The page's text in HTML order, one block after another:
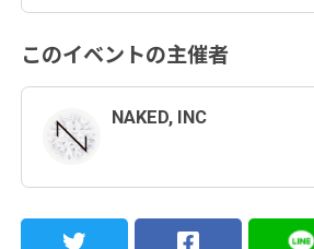
このイベントの主催者
NAKED, INC